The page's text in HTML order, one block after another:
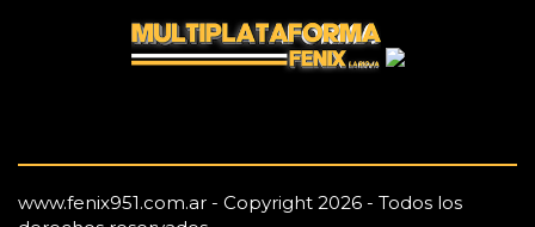
www.fenix951.com.ar - Copyright 2026 - Todos los